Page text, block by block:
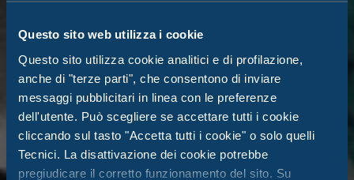
Questo sito web utilizza i cookie
Questo sito utilizza cookie analitici e di profilazione,
anche di "terze parti", che consentono di inviare
messaggi pubblicitari in linea con le preferenze
dell'utente. Può scegliere se accettare tutti i cookie
cliccando sul tasto "Accetta tutti i cookie" o solo quelli
Tecnici. La disattivazione dei cookie potrebbe
pregiudicare il corretto funzionamento del sito. Su